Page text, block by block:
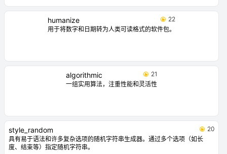
humanize
22
用于将数字和日期转为人类可读格式的软件包。
algorithmic
21
一组实用算法，注重性能和灵活性
style_random
20
具有易于语法和许多复杂选项的随机字符串生成器。通过多个选项（如长
度、结束等）指定随机字符串。